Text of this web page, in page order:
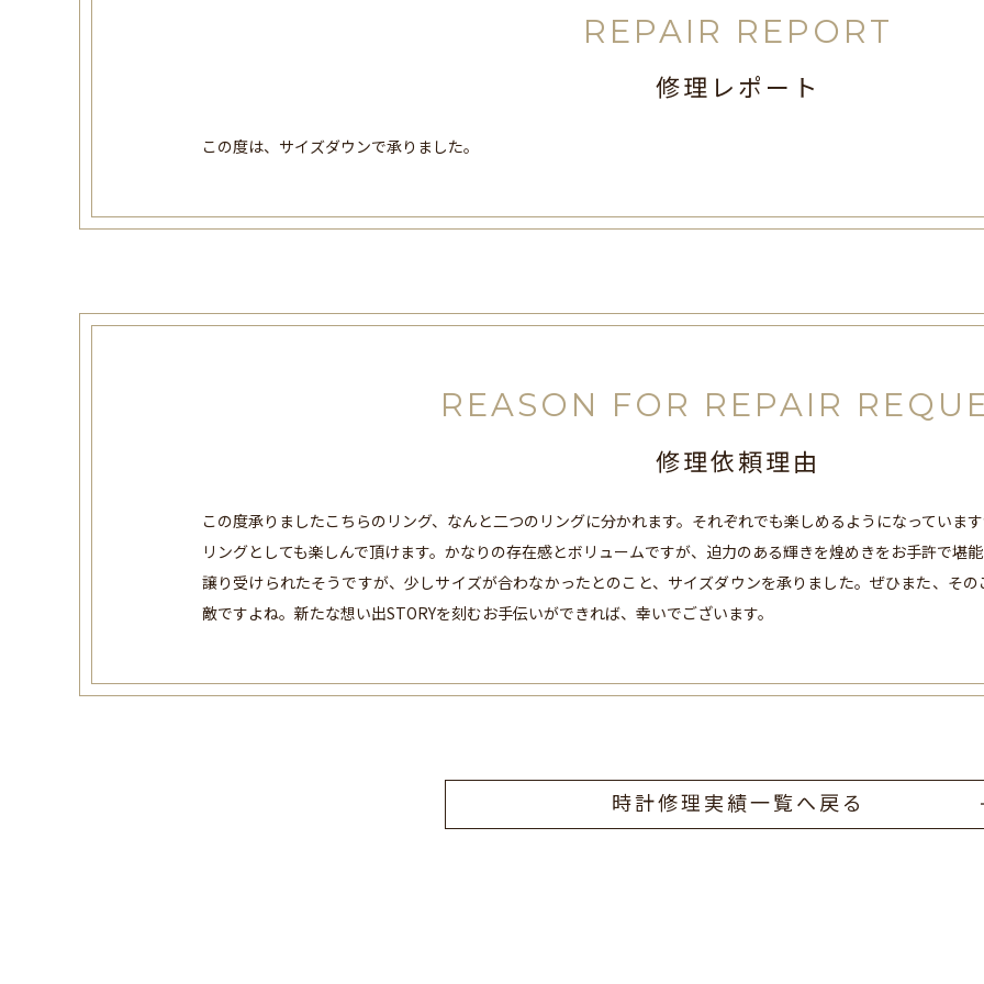
REPAIR REPORT
修理レポート
この度は、サイズダウンで承りました。
REASON FOR REPAIR
修理依頼理由
この度承りましたこちらのリング、なんと二つのリングに分かれます。それぞれでも楽しめるようになっていま
リングとしても楽しんで頂けます。かなりの存在感とボリュームですが、迫力のある輝きを煌めきをお手許で堪
譲り受けられたそうですが、少しサイズが合わなかったとのこと、サイズダウンを承りました。ぜひまた、そ
敵ですよね。新たな想い出STORYを刻むお手伝いができれば、幸いでございます。
時計修理実績一覧へ戻る